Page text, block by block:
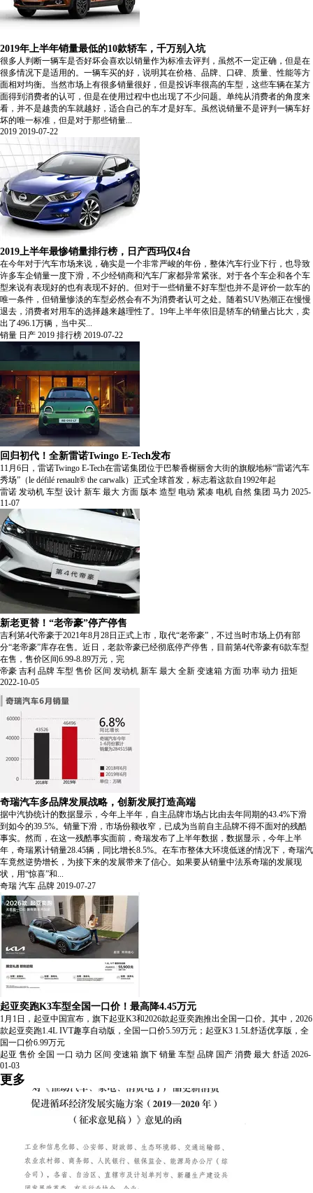
2019年上半年销量最低的10款轿车，千万别入坑
很多人判断一辆车是否好坏会喜欢以销量作为标准去评判，虽然不一定正确，但是在
很多情况下是适用的。一辆车买的好，说明其在价格、品牌、口碑、质量、性能等方
面相对均衡。当然市场上有很多销量很好，但是投诉率很高的车型，这些车辆在某方
面得到消费者的认可，但是在使用过程中也出现了不少问题。单纯从消费者的角度来
看，并不是越贵的车就越好，适合自己的车才是好车。虽然说销量不是评判一辆车好
坏的唯一标准，但是对于那些销量...
2019 2019-07-22
2019上半年最惨销量排行榜，日产西玛仅4台
在今年对于汽车市场来说，确实是一个非常严峻的年份，整体汽车行业下行，也导致
许多车企销量一度下滑，不少经销商和汽车厂家都异常紧张。对于各个车企和各个车
型来说有表现好的也有表现不好的。但对于一些销量不好车型也并不是评价一款车的
唯一条件，但销量惨淡的车型必然会有不为消费者认可之处。随着SUV热潮正在慢慢
退去，消费者对用车的选择越来越理性了。19年上半年依旧是轿车的销量占比大，卖
出了496.1万辆，当中买...
销量 日产 2019 排行榜 2019-07-22
回归初代！全新雷诺Twingo E-Tech发布
11月6日，雷诺Twingo E-Tech在雷诺集团位于巴黎香榭丽舍大街的旗舰地标“雷诺汽车
秀场”（le défilé renault® the carwalk）正式全球首发，标志着这款自1992年起
雷诺 发动机 车型 设计 新车 最大 方面 版本 造型 电动 紧凑 电机 自然 集团 马力 2025-
11-07
新老更替！“老帝豪”停产停售
吉利第4代帝豪于2021年8月28日正式上市，取代“老帝豪”，不过当时市场上仍有部
分“老帝豪”库存在售。近日，老款帝豪已经彻底停产停售，目前第4代帝豪有6款车型
在售，售价区间6.99-8.89万元，完
帝豪 吉利 品牌 车型 售价 区间 发动机 新车 最大 全新 变速箱 方面 功率 动力 扭矩
2022-10-05
奇瑞汽车多品牌发展战略，创新发展打造高端
据中汽协统计的数据显示，今年上半年，自主品牌市场占比由去年同期的43.4%下滑
到如今的39.5%。销量下滑，市场份额收窄，已成为当前自主品牌不得不面对的残酷
事实。然而，在这一残酷事实面前，奇瑞发布了上半年数据，数据显示，今年上半
年，奇瑞累计销量28.45辆，同比增长8.5%。在车市整体大环境低迷的情况下，奇瑞汽
车竟然逆势增长，为接下来的发展带来了信心。如果要从销量中法系奇瑞的发展现
状，用“惊喜”和...
奇瑞 汽车 品牌 2019-07-27
起亚奕跑K3车型全国一口价！最高降4.45万元
1月1日，起亚中国宣布，旗下起亚K3和2026款起亚奕跑推出全国一口价。其中，2026
款起亚奕跑1.4L IVT趣享自动版，全国一口价5.59万元；起亚K3 1.5L舒适优享版，全
国一口价6.99万元
起亚 售价 全国 一口 动力 区间 变速箱 旗下 销量 车型 品牌 国产 消费 最大 舒适 2026-
01-03
更多